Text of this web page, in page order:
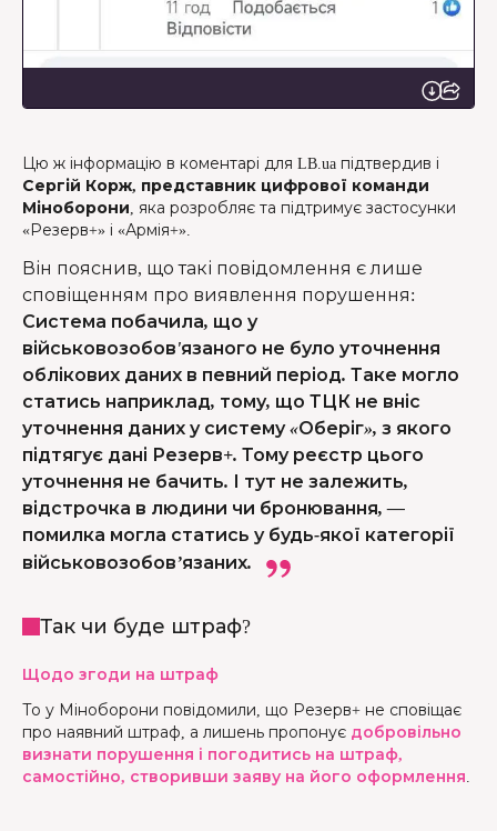
Цю ж інформацію в коментарі для LB.ua підтвердив і
Сергій Корж, представник цифрової команди
Міноборони, яка розробляє та підтримує застосунки
«Резерв+» і «Армія+».
Він пояснив, що такі повідомлення є лише
сповіщенням про виявлення порушення:
Система побачила, що у
військовозобов'язаного не було уточнення
облікових даних в певний період. Таке могло
статись наприклад, тому, що ТЦК не вніс
уточнення даних у систему «Оберіг», з якого
підтягує дані Резерв+. Тому реєстр цього
уточнення не бачить. І тут не залежить,
відстрочка в людини чи бронювання, —
помилка могла статись у будь-якої категорії
військовозобов’язаних.
Так чи буде штраф?
Щодо згоди на штраф
То у Міноборони повідомили, що Резерв+ не сповіщає
про наявний штраф, а лишень пропонує добровільно
визнати порушення і погодитись на штраф,
самостійно, створивши заяву на його оформлення.